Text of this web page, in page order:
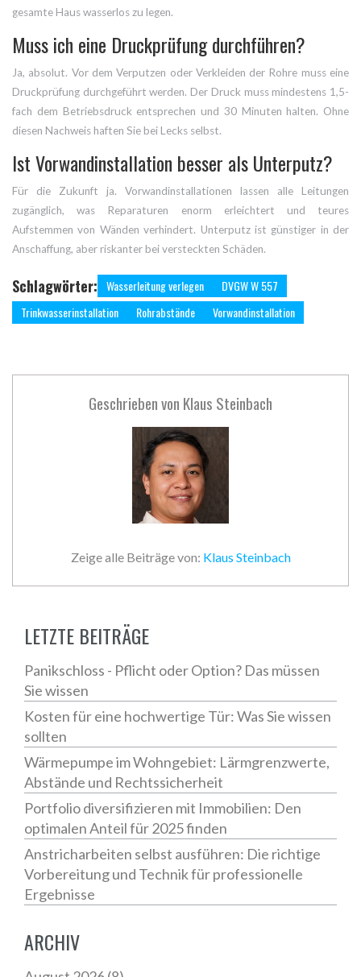
gesamte Haus wasserlos zu legen.
Muss ich eine Druckprüfung durchführen?
Ja, absolut. Vor dem Verputzen oder Verkleiden der Rohre muss eine
Druckprüfung durchgeführt werden. Der Druck muss mindestens 1,5-
fach dem Betriebsdruck entsprechen und 30 Minuten halten. Ohne
diesen Nachweis haften Sie bei Lecks selbst.
Ist Vorwandinstallation besser als Unterputz?
Für die Zukunft ja. Vorwandinstallationen lassen alle Leitungen
zugänglich, was Reparaturen enorm erleichtert und teures
Aufstemmen von Wänden verhindert. Unterputz ist günstiger in der
Anschaffung, aber riskanter bei versteckten Schäden.
Schlagwörter: Wasserleitung verlegen
DVGW W 557
Trinkwasserinstallation
Rohrabstände Vorwandinstallation
Geschrieben von Klaus Steinbach
Zeige alle Beiträge von: Klaus Steinbach
LETZTE BEITRÄGE
Panikschloss - Pflicht oder Option? Das müssen
Sie wissen
Kosten für eine hochwertige Tür: Was Sie wissen
sollten
Wärmepumpe im Wohngebiet: Lärmgrenzwerte,
Abstände und Rechtssicherheit
Portfolio diversifizieren mit Immobilien: Den
optimalen Anteil für 2025 finden
Anstricharbeiten selbst ausführen: Die richtige
Vorbereitung und Technik für professionelle
Ergebnisse
ARCHIV